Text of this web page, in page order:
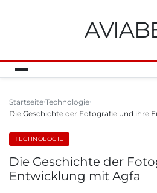
Startseite Technologie
Die Geschichte der Fotografie und ihre
TECHNOLOGIE
Die Geschichte der
Entwicklung mit Agfa